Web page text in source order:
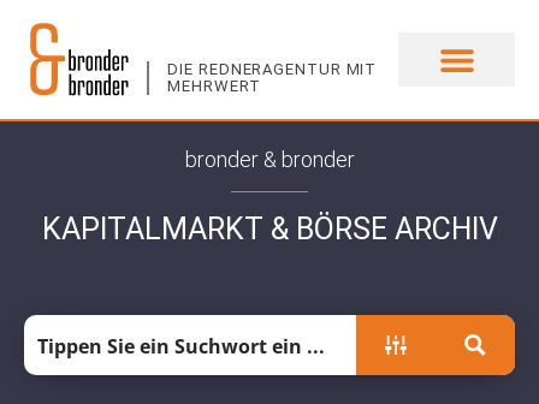
DIE REDNERAGENTUR MIT
MEHRWERT
bronder & bronder
KAPITALMARKT & BÖRSE ARCHIV